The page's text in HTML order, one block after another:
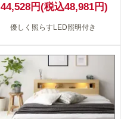
44,528円(税込48,981円)
優しく照らすLED照明付き